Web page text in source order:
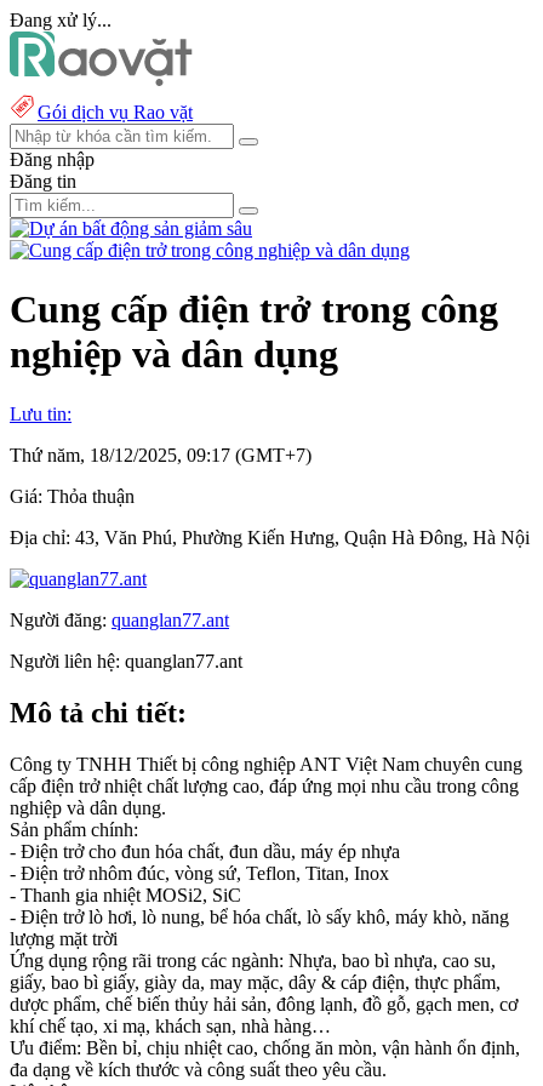
Đang xử lý...
Gói dịch vụ Rao vặt
Đăng nhập
Đăng tin
Cung cấp điện trở trong công
nghiệp và dân dụng
Lưu tin:
Thứ năm, 18/12/2025, 09:17 (GMT+7)
Giá: Thỏa thuận
Địa chỉ: 43, Văn Phú, Phường Kiến Hưng, Quận Hà Đông, Hà Nội
Người đăng: quanglan77.ant
Người liên hệ: quanglan77.ant
Mô tả chi tiết:
Công ty TNHH Thiết bị công nghiệp ANT Việt Nam chuyên cung
cấp điện trở nhiệt chất lượng cao, đáp ứng mọi nhu cầu trong công
nghiệp và dân dụng.
Sản phẩm chính:
- Điện trở cho đun hóa chất, đun dầu, máy ép nhựa
- Điện trở nhôm đúc, vòng sứ, Teflon, Titan, Inox
- Thanh gia nhiệt MOSi2, SiC
- Điện trở lò hơi, lò nung, bể hóa chất, lò sấy khô, máy khò, năng
lượng mặt trời
Ứng dụng rộng rãi trong các ngành: Nhựa, bao bì nhựa, cao su,
giấy, bao bì giấy, giày da, may mặc, dây & cáp điện, thực phẩm,
dược phẩm, chế biến thủy hải sản, đông lạnh, đồ gỗ, gạch men, cơ
khí chế tạo, xi mạ, khách sạn, nhà hàng…
Ưu điểm: Bền bỉ, chịu nhiệt cao, chống ăn mòn, vận hành ổn định,
đa dạng về kích thước và công suất theo yêu cầu.